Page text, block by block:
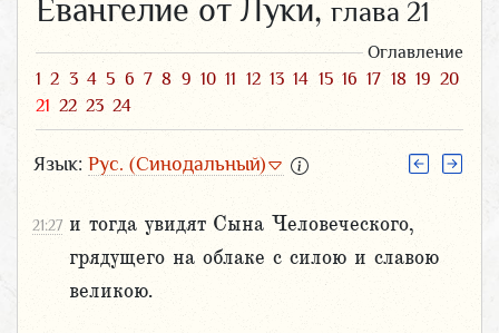
Евангелие от Луки, глава 21
Оглавление
1 2 3 4 5 6 7 8 9 10 11 12 13 14 15 16 17 18 19 20
21 22 23 24
Язык: Рус. (Синодальный)
21:27 и тогда увидят Сына Человеческого,
грядущего на облаке с силою и славою
великою.